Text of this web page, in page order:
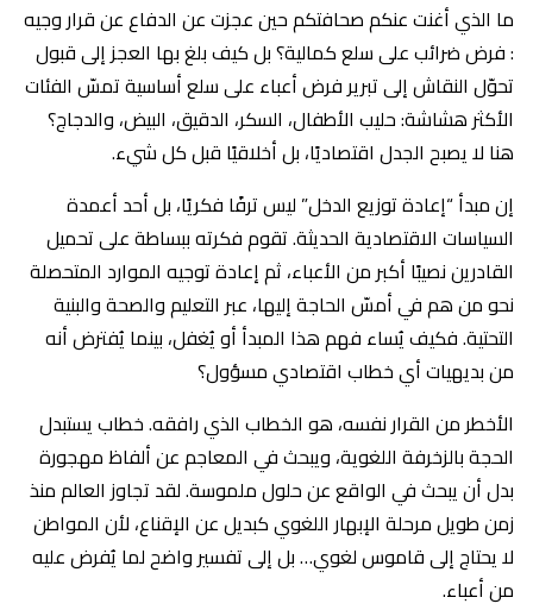
ما الذي أغنت عنكم صحافتكم حين عجزت عن الدفاع عن قرار وجيه
: فرض ضرائب على سلع كمالية؟ بل كيف بلغ بها العجز إلى قبول
تحوّل النقاش إلى تبرير فرض أعباء على سلع أساسية تمسّ الفئات
الأكثر هشاشة: حليب الأطفال، السكر، الدقيق، البيض، والدجاج؟
هنا لا يصبح الجدل اقتصاديًا، بل أخلاقيًا قبل كل شيء.
إن مبدأ “إعادة توزيع الدخل” ليس ترفًا فكريًا، بل أحد أعمدة
السياسات الاقتصادية الحديثة. تقوم فكرته ببساطة على تحميل
القادرين نصيبًا أكبر من الأعباء، ثم إعادة توجيه الموارد المتحصلة
نحو من هم في أمسّ الحاجة إليها، عبر التعليم والصحة والبنية
التحتية. فكيف يُساء فهم هذا المبدأ أو يُغفل، بينما يُفترض أنه
من بديهيات أي خطاب اقتصادي مسؤول؟
الأخطر من القرار نفسه، هو الخطاب الذي رافقه. خطاب يستبدل
الحجة بالزخرفة اللغوية، ويبحث في المعاجم عن ألفاظ مهجورة
بدل أن يبحث في الواقع عن حلول ملموسة. لقد تجاوز العالم منذ
زمن طويل مرحلة الإبهار اللغوي كبديل عن الإقناع، لأن المواطن
لا يحتاج إلى قاموس لغوي… بل إلى تفسير واضح لما يُفرض عليه
من أعباء.